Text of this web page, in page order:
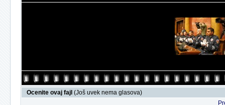
Ocenite ovaj fajl (Još uvek nema glasova)